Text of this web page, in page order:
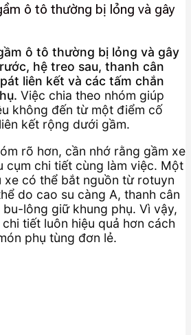
ô tô thường bị lỏng và gây
ô tô thường bị lỏng và gây
hệ treo sau, thanh cân
liên kết và các tấm chắn
Việc chia theo nhóm giúp
không đến từ một điểm cố
kết rộng dưới gầm.
rõ hơn, cần nhớ rằng gầm xe
cụm chi tiết cùng làm việc. Một
xe có thể bắt nguồn từ rotuyn
do cao su càng A, thanh cân
lông giữ khung phụ. Vì vậy,
tiết luôn hiệu quả hơn cách
phụ tùng đơn lẻ.